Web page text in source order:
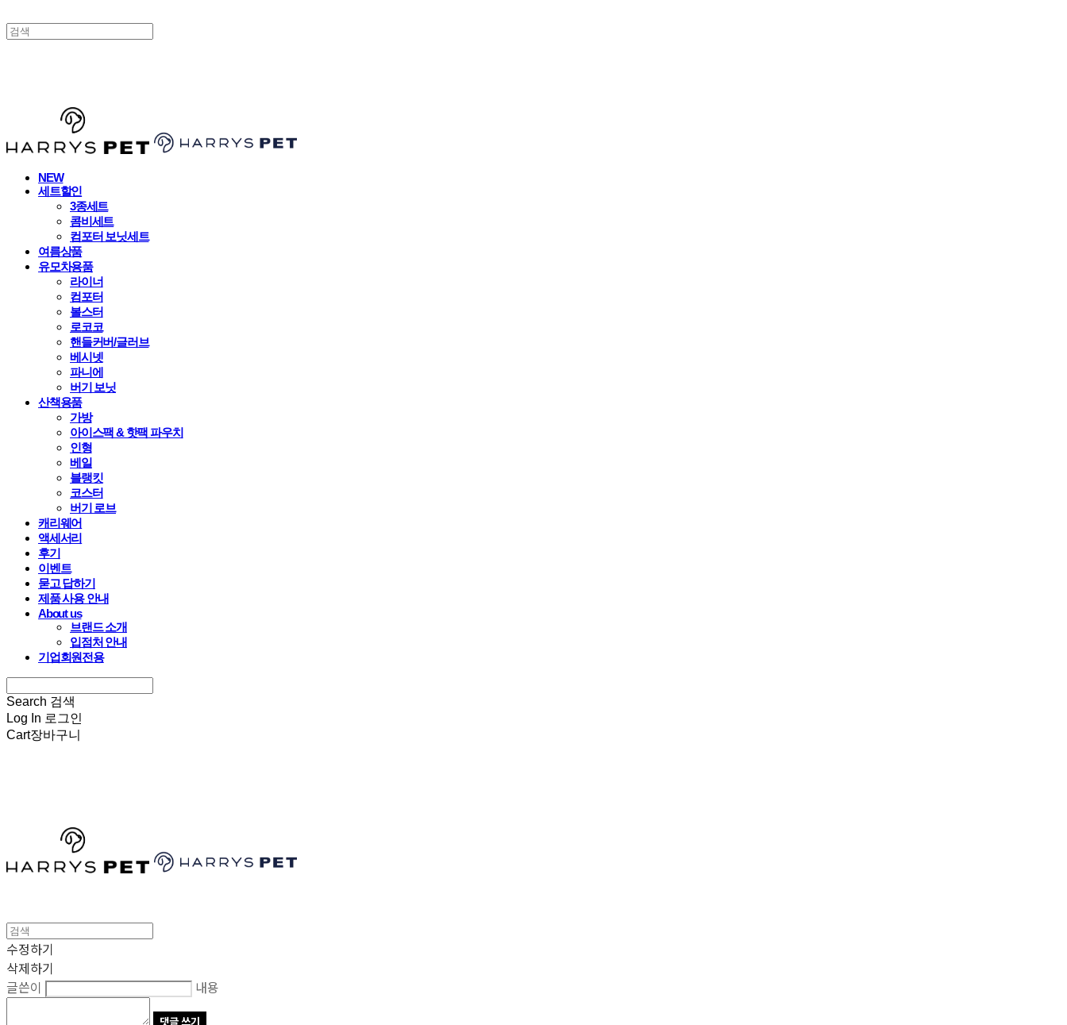
NEW
세트할인
3종세트
콤비세트
컴포터 보닛세트
여름상품
유모차용품
라이너
컴포터
볼스터
로코코
핸들커버/글러브
베시넷
파니에
버기 보닛
산책용품
가방
아이스팩 & 핫팩 파우치
인형
베일
블랭킷
코스터
버기 로브
캐리웨어
액세서리
후기
이벤트
묻고 답하기
제품 사용 안내
About us
브랜드 소개
입점처 안내
기업회원전용
Search 검색
Log In 로그인
Cart장바구니
수정하기
삭제하기
글쓴이
내용
댓글 쓰기